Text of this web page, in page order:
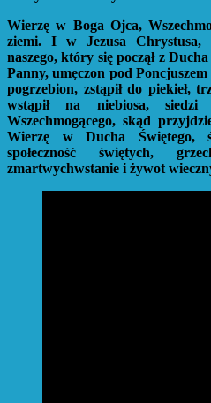
Wierzę w Boga Ojca,
ziemi. I w Jezusa Chrystusa,
naszego, który się począł z
Panny, umęczon pod
pogrzebion, zstąpił do piekieł,
wstąpił na niebiosa,
Wszechmogącego, skąd
Wierzę w Ducha Świętego,
społeczność świętych,
zmartwychwstanie i żywot